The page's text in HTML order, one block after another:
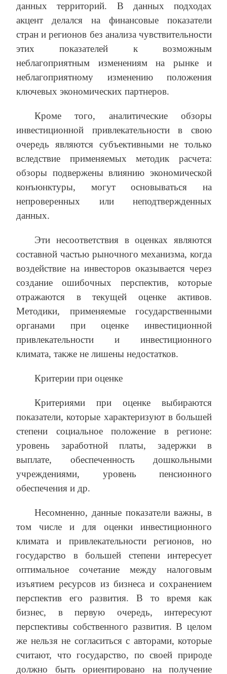
данных территорий. В данных подходах
акцент делался на финансовые показатели
стран и регионов без анализа чувствительности
этих показателей к возможным
неблагоприятным изменениям на рынке и
неблагоприятному изменению положения
ключевых экономических партнеров.
Кроме того, аналитические обзоры
инвестиционной привлекательности в свою
очередь являются субъективными не только
вследствие применяемых методик расчета:
обзоры подвержены влиянию экономической
конъюнктуры, могут основываться на
непроверенных или неподтвержденных
данных.
Эти несоответствия в оценках являются
составной частью рыночного механизма, когда
воздействие на инвесторов оказывается через
создание ошибочных перспектив, которые
отражаются в текущей оценке активов.
Методики, применяемые государственными
органами при оценке инвестиционной
привлекательности и инвестиционного
климата, также не лишены недостатков.
Критерии при оценке
Критериями при оценке выбираются
показатели, которые характеризуют в большей
степени социальное положение в регионе:
уровень заработной платы, задержки в
выплате, обеспеченность дошкольными
учреждениями, уровень пенсионного
обеспечения и др.
Несомненно, данные показатели важны, в
том числе и для оценки инвестиционного
климата и привлекательности регионов, но
государство в большей степени интересует
оптимальное сочетание между налоговым
изъятием ресурсов из бизнеса и сохранением
перспектив его развития. В то время как
бизнес, в первую очередь, интересуют
перспективы собственного развития. В целом
же нельзя не согласиться с авторами, которые
считают, что государство, по своей природе
должно быть ориентировано на получение